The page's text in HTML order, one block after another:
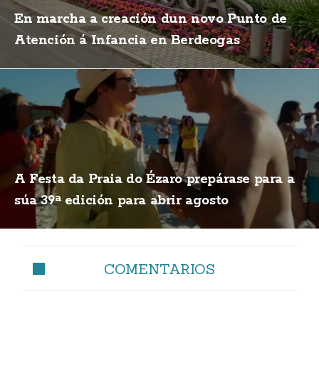
En marcha a creación dun novo Punto de
Atención á Infancia en Berdeogas
A Festa da Praia do Ézaro prepárase para a
súa 39ª edición para abrir agosto
COMENTARIOS